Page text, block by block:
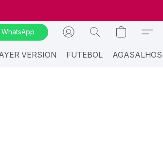
WhatsApp
VERSION FUTEBOL AGASALHOS